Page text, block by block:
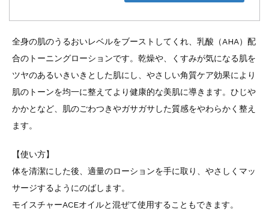
全身の肌のうるおいレベルをブーストしてくれ、乳酸（AHA）配
合のトーニングローションです。乾燥や、くすみが気になる肌を
ツヤのあるいきいきとした肌にし、やさしい角質ケア効果により
肌のトーンを均一に整えてより健康的な美肌に導きます。ひじや
かかとなど、肌のごわつきやガサガサした質感をやわらかく整え
ます。
【使い方】
体を清潔にした後、適量のローションを手に取り、やさしくマッ
サージするようにのばします。
モイスチャーACEオイルと混ぜて使用することもできます。